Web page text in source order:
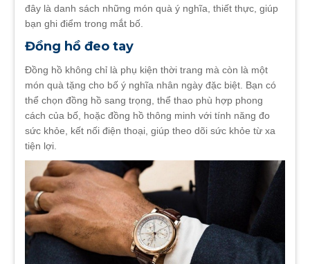
đây là danh sách những món quà ý nghĩa, thiết thực, giúp
bạn ghi điểm trong mắt bố.
Đồng hồ đeo tay
Đồng hồ không chỉ là phụ kiện thời trang mà còn là một
món quà tặng cho bố ý nghĩa nhân ngày đặc biệt. Bạn có
thể chọn đồng hồ sang trọng, thể thao phù hợp phong
cách của bố, hoặc đồng hồ thông minh với tính năng đo
sức khỏe, kết nối điện thoại, giúp theo dõi sức khỏe từ xa
tiện lợi.